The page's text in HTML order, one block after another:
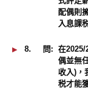
配偶則
入息課
8. 問: 在2025/
偶並無
收入)，
税才能